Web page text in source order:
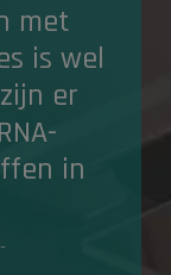
met
is wel
er
in